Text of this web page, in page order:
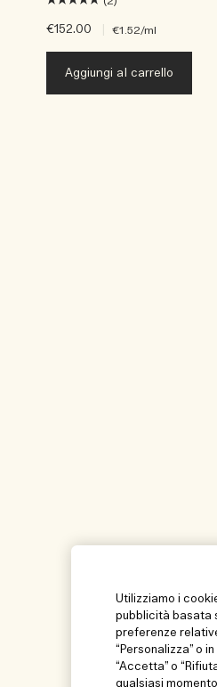
€152.00 €1.52/ml
Aggiungi al carrello
Utilizziamo i
pubblicità basata
preferenze
“Personalizza” o
“Accetta” o
qualsiasi